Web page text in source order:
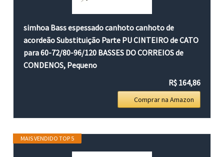
simhoa Bass espessado canhoto canhoto de
acordeão Substituição Parte PU CINTEIRO de CATO
para 60-72/80-96/120 BASSES DO CORREIOS de
CONDENOS, Pequeno
R$ 164,86
Comprar na Amazon
MAIS VENDIDO TOP 5